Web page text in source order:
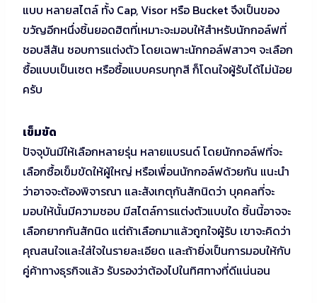
แบบ หลายสไตล์ ทั้ง Cap, Visor หรือ Bucket จึงเป็นของ
ขวัญอีกหนึ่งชิ้นยอดฮิตที่เหมาะจะมอบให้สำหรับนักกอล์ฟที่
ชอบสีสัน ชอบการแต่งตัว โดยเฉพาะนักกอล์ฟสาวๆ จะเลือก
ซื้อแบบเป็นเซต หรือซื้อแบบครบทุกสี ก็โดนใจผู้รับได้ไม่น้อย
ครับ
เข็มขัด
ปัจจุบันมีให้เลือกหลายรุ่น หลายแบรนด์ โดยนักกอล์ฟที่จะ
เลือกซื้อเข็มขัดให้ผู้ใหญ่ หรือเพื่อนนักกอล์ฟด้วยกัน แนะนำ
ว่าอาจจะต้องพิจารณา และสังเกตุกันสักนิดว่า บุคคลที่จะ
มอบให้นั้นมีความชอบ มีสไตล์การแต่งตัวแบบใด ชิ้นนี้อาจจะ
เลือกยากกันสักนิด แต่ถ้าเลือกมาแล้วถูกใจผู้รับ เขาจะคิดว่า
คุณสนใจและใส่ใจในรายละเอียด และถ้ายิ่งเป็นการมอบให้กับ
คู่ค้าทางธุรกิจแล้ว รับรองว่าต้องไปในทิศทางที่ดีแน่นอน